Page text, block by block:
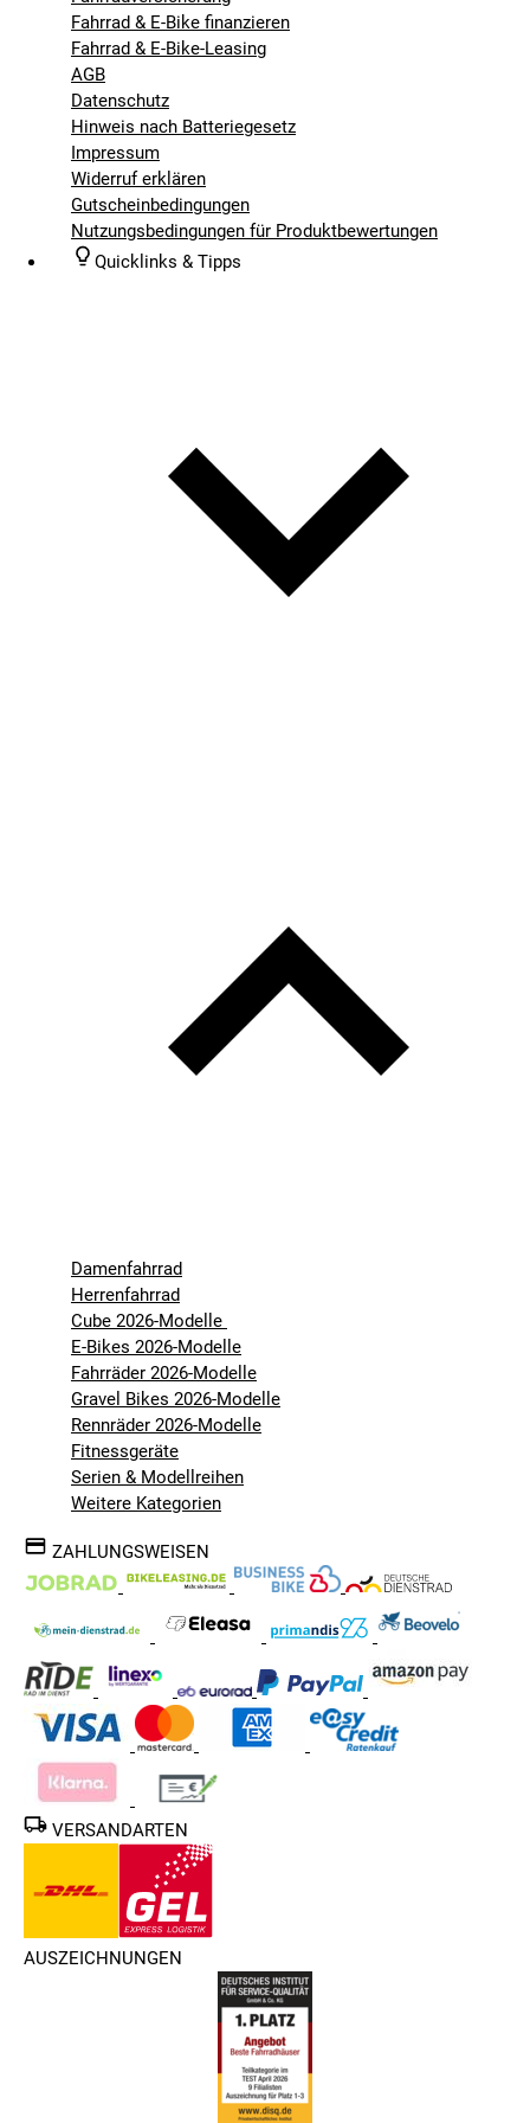
Fahrrad & E-Bike finanzieren
Fahrrad & E-Bike-Leasing
AGB
Datenschutz
Hinweis nach Batteriegesetz
Impressum
Widerruf erklären
Gutscheinbedingungen
Nutzungsbedingungen für Produktbewertungen
Quicklinks & Tipps
Damenfahrrad
Herrenfahrrad
Cube 2026-Modelle
E-Bikes 2026-Modelle
Fahrräder 2026-Modelle
Gravel Bikes 2026-Modelle
Rennräder 2026-Modelle
Fitnessgeräte
Serien & Modellreihen
Weitere Kategorien
ZAHLUNGSWEISEN
VERSANDARTEN
AUSZEICHNUNGEN